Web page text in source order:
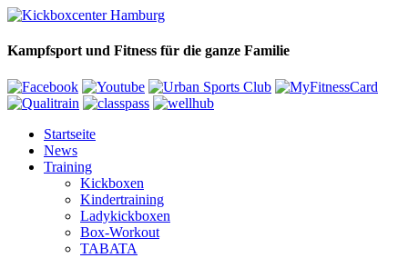
Kampfsport und Fitness für die ganze Familie
Startseite
News
Training
Kickboxen
Kindertraining
Ladykickboxen
Box-Workout
TABATA